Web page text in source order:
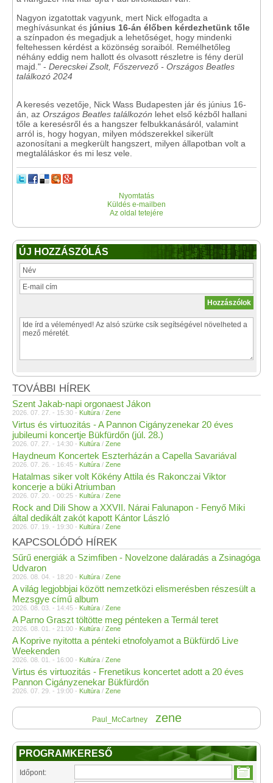
Nagyon izgatottak vagyunk, mert Nick elfogadta a
meghívásunkat és június 16-án élőben kérdezhetünk tőle
a színpadon és megadjuk a lehetőséget, hogy mindenki
feltehessen kérdést a közönség soraiból. Remélhetőleg
néhány eddig nem hallott és olvasott részletre is fény derül
majd." - Derecskei Zsolt, Főszervező - Országos Beatles
találkozó 2024
A keresés vezetője, Nick Wass Budapesten jár és június 16-
án, az Országos Beatles találkozón lehet első kézből hallani
tőle a keresésről és a hangszer felbukkanásáról, valamint
arról is, hogy hogyan, milyen módszerekkel sikerült
azonosítani a megkerült hangszert, milyen állapotban volt a
megtaláláskor és mi lesz vele.
Nyomtatás
Küldés e-mailben
Az oldal tetejére
ÚJ HOZZÁSZÓLÁS
TOVÁBBI HÍREK
Szent Jakab-napi orgonaest Jákon
2026. 07. 27. - 15:30 - Kultúra / Zene
Virtus és virtuozitás - A Pannon Cigányzenekar 20 éves
jubileumi koncertje Bükfürdőn (júl. 28.)
2026. 07. 27. - 14:30 - Kultúra / Zene
Haydneum Koncertek Eszterházán a Capella Savariával
2026. 07. 26. - 16:45 - Kultúra / Zene
Hatalmas siker volt Kökény Attila és Rakonczai Viktor
koncerje a büki Atriumban
2026. 07. 20. - 00:25 - Kultúra / Zene
Rock and Dili Show a XXVII. Nárai Falunapon - Fenyő Miki
által dedikált zakót kapott Kántor László
2026. 07. 19. - 19:30 - Kultúra / Zene
KAPCSOLÓDÓ HÍREK
Sűrű energiák a Szimfiben - Novelzone daláradás a Zsinagóga
Udvaron
2026. 08. 04. - 18:20 - Kultúra / Zene
A világ legjobbjai között nemzetközi elismerésben részesült a
Mezsgye című album
2026. 08. 03. - 14:45 - Kultúra / Zene
A Parno Graszt töltötte meg pénteken a Termál teret
2026. 08. 01. - 21:00 - Kultúra / Zene
A Koprive nyitotta a pénteki etnofolyamot a Bükfürdő Live
Weekenden
2026. 08. 01. - 16:00 - Kultúra / Zene
Virtus és virtuozitás - Frenetikus koncertet adott a 20 éves
Pannon Cigányzenekar Bükfürdőn
2026. 07. 29. - 19:00 - Kultúra / Zene
Paul_McCartney zene
PROGRAMKERESŐ
Időpont: